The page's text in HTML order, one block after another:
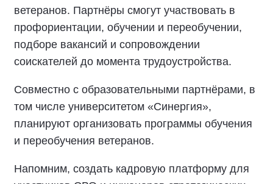
ветеранов. Партнёры смогут участвовать в
профориентации, обучении и переобучении,
подборе вакансий и сопровождении
соискателей до момента трудоустройства.
Совместно с образовательными партнёрами, в
том числе университетом «Синергия»,
планируют организовать программы обучения
и переобучения ветеранов.
Напомним, создать кадровую платформу для